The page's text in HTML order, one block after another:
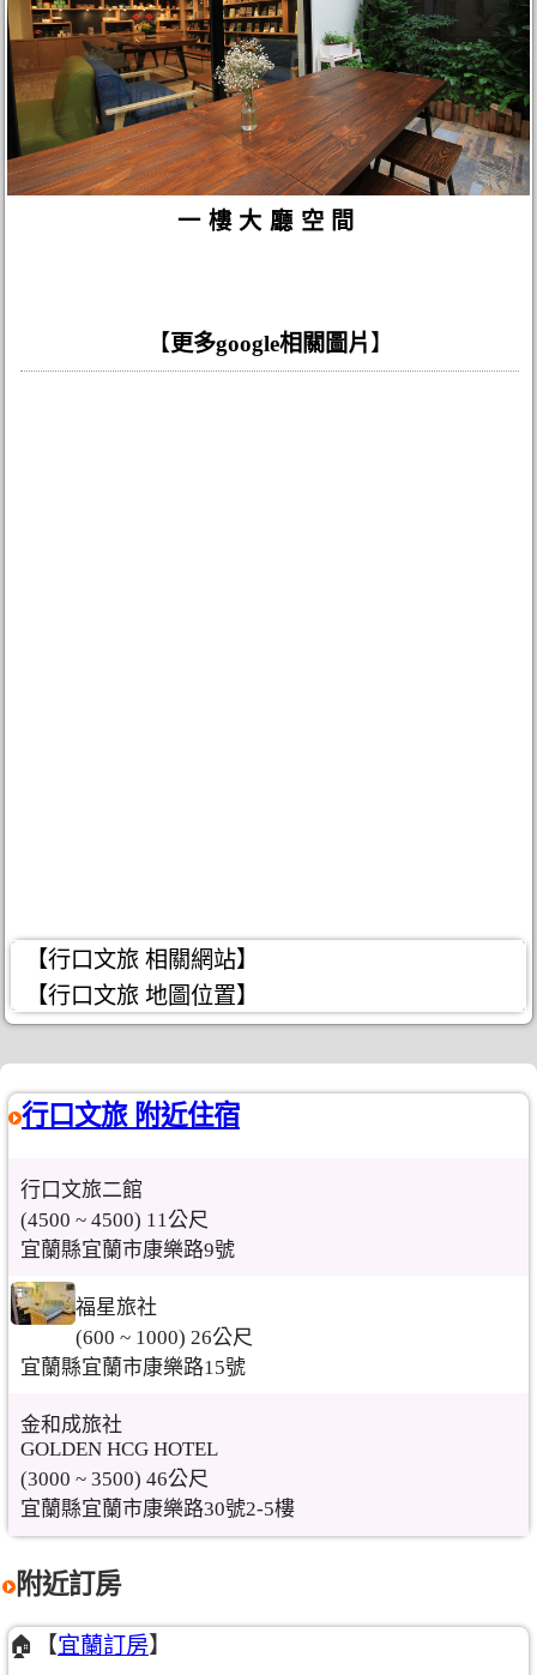
一樓大廳空間
【更多google相關圖片】
【行口文旅 相關網站】
【行口文旅 地圖位置】
行口文旅 附近住宿
行口文旅二館
(4500 ~ 4500) 11公尺
宜蘭縣宜蘭市康樂路9號
福星旅社
(600 ~ 1000) 26公尺
宜蘭縣宜蘭市康樂路15號
金和成旅社
GOLDEN HCG HOTEL
(3000 ~ 3500) 46公尺
宜蘭縣宜蘭市康樂路30號2-5樓
附近訂房
🏠【宜蘭訂房】